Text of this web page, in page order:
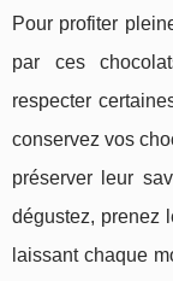
Pour profiter
par ces
respecter
conservez vos
préserver leur
dégustez, prenez
laissant chaque